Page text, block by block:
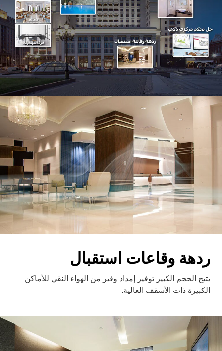
ردهة وقاعات استقبال
يتيح الحجم الكبير توفير إمداد وفير من الهواء النقي للأماكن
الكبيرة ذات الأسقف العالية.